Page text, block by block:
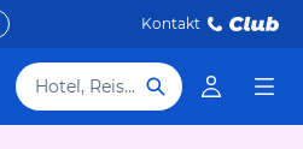
Kontakt
Hotel, Reiseziel